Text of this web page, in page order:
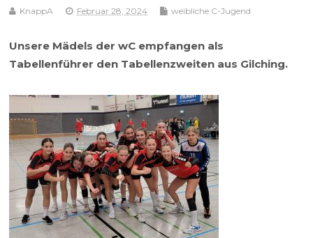
KnappA Februar 28, 2024 weibliche C-Jugend
Unsere Mädels der wC empfangen als
Tabellenführer den Tabellenzweiten aus Gilching.